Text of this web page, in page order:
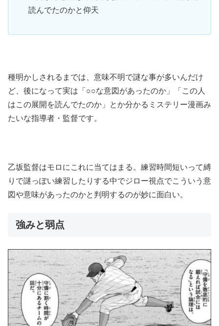
読んでたのかと仰天
種明かしされるまでは、意味不明で謎な事が多いんだけ
ど、後になって実は「○○な意図があったのか」「この人
はこの展開を読んでたのか」とか分かるミステリー漫画み
たいな指導者・監督です。
乙坂監督はモロにこれに当てはまる。練習時間短いって縛
りで謎っぽい練習したりする中でジロー視点でこういう意
図や意味があったのかと判明するのが妙に面白い。
強みと弱点